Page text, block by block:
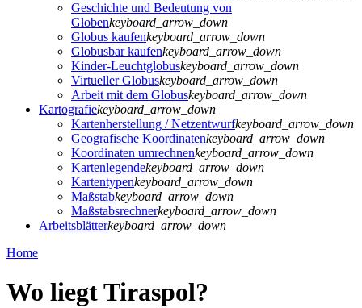
Geschichte und Bedeutung von
Globenkeyboard_arrow_down
Globus kaufenkeyboard_arrow_down
Globusbar kaufenkeyboard_arrow_down
Kinder-Leuchtglobuskeyboard_arrow_down
Virtueller Globuskeyboard_arrow_down
Arbeit mit dem Globuskeyboard_arrow_down
Kartografiekeyboard_arrow_down
Kartenherstellung / Netzentwurfkeyboard_arrow_down
Geografische Koordinatenkeyboard_arrow_down
Koordinaten umrechnenkeyboard_arrow_down
Kartenlegendekeyboard_arrow_down
Kartentypenkeyboard_arrow_down
Maßstabkeyboard_arrow_down
Maßstabsrechnerkeyboard_arrow_down
Arbeitsblätterkeyboard_arrow_down
Home
Wo liegt Tiraspol?